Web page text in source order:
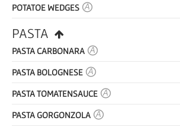
POTATOE WEDGES A
PASTA
PASTA CARBONARA A
PASTA BOLOGNESE A
PASTA TOMATENSAUCE A
PASTA GORGONZOLA A